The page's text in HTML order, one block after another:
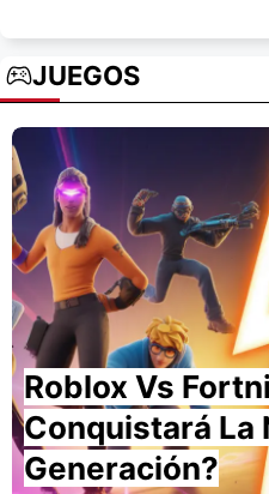
JUEGOS
Roblox Vs
Conquistará La
Generación?